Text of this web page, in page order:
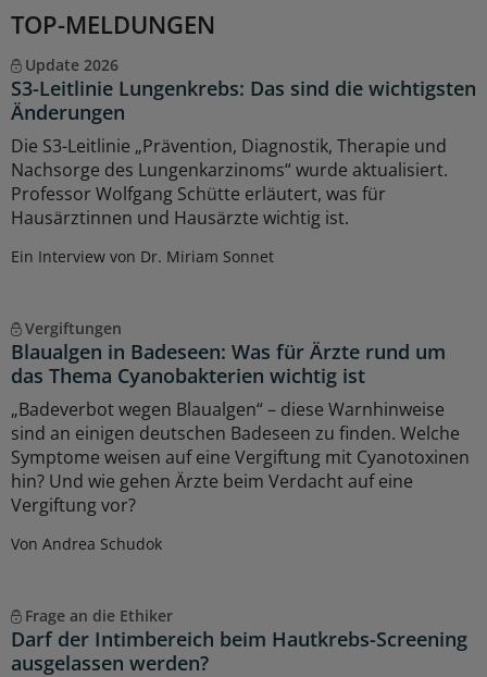
TOP-MELDUNGEN
Update 2026
S3-Leitlinie Lungenkrebs: Das sind die wichtigsten
Änderungen
Die S3-Leitlinie „Prävention, Diagnostik, Therapie und
Nachsorge des Lungenkarzinoms“ wurde aktualisiert.
Professor Wolfgang Schütte erläutert, was für
Hausärztinnen und Hausärzte wichtig ist.
Ein Interview von Dr. Miriam Sonnet
Vergiftungen
Blaualgen in Badeseen: Was für Ärzte rund um
das Thema Cyanobakterien wichtig ist
„Badeverbot wegen Blaualgen“ – diese Warnhinweise
sind an einigen deutschen Badeseen zu finden. Welche
Symptome weisen auf eine Vergiftung mit Cyanotoxinen
hin? Und wie gehen Ärzte beim Verdacht auf eine
Vergiftung vor?
Von Andrea Schudok
Frage an die Ethiker
Darf der Intimbereich beim Hautkrebs-Screening
ausgelassen werden?